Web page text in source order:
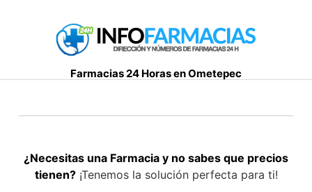
Farmacias 24 Horas en Ometepec
¿Necesitas una Farmacia y no sabes que precios
tienen?¡Tenemos la solución perfecta para ti!